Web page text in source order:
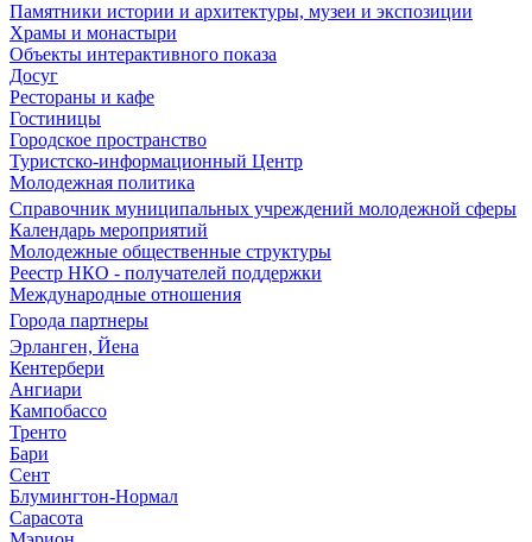
Памятники истории и архитектуры, музеи и экспозиции
Храмы и монастыри
Объекты интерактивного показа
Досуг
Рестораны и кафе
Гостиницы
Городское пространство
Туристско-информационный Центр
Молодежная политика
Справочник муниципальных учреждений молодежной сферы
Календарь мероприятий
Молодежные общественные структуры
Реестр НКО - получателей поддержки
Международные отношения
Города партнеры
Эрланген, Йена
Кентербери
Ангиари
Кампобассо
Тренто
Бари
Сент
Блумингтон-Нормал
Сарасота